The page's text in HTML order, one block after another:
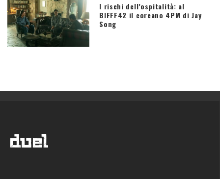
I rischi dell’ospitalità: al
BIFFF42 il coreano 4PM di Jay
Song